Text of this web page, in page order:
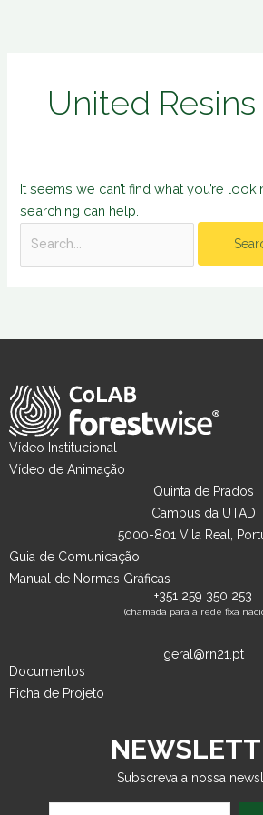
United Resins
It seems we can’t find what you’re
searching can help.
Vídeo Institucional
Vídeo de Animação
Quinta de Prados
Campus da UTAD
5000-801 Vila Real,
Guia de Comunicação
Manual de Normas Gráficas
+351 259 350 253
(chamada para a rede fixa
geral@rn21.pt
Documentos
Ficha de Projeto
Subscreva a nossa